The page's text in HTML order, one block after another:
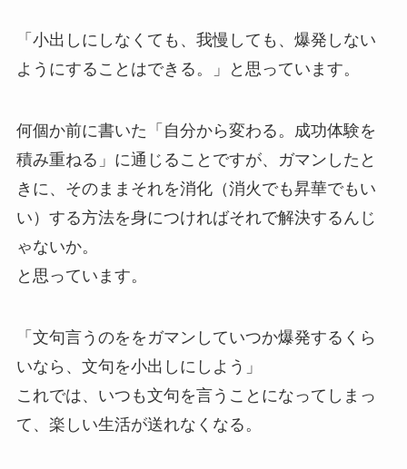
「小出しにしなくても、我慢しても、爆発しない
ようにすることはできる。」と思っています。
何個か前に書いた「自分から変わる。成功体験を
積み重ねる」に通じることですが、ガマンしたと
きに、そのままそれを消化（消火でも昇華でもい
い）する方法を身につければそれで解決するんじ
ゃないか。
と思っています。
「文句言うのををガマンしていつか爆発するくら
いなら、文句を小出しにしよう」
これでは、いつも文句を言うことになってしまっ
て、楽しい生活が送れなくなる。